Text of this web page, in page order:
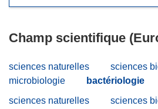
Champ scientifique
sciences naturelles
sciences
microbiologie
bactériologie
sciences naturelles
sciences